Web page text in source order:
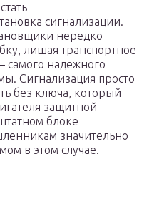
сигнализации.
нередко
лишая транспортное
самого надежного
Сигнализация просто
без ключа, который
защитной
блоке
значительно
в этом случае.